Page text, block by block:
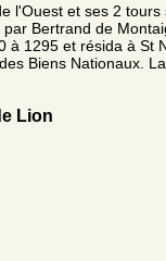
l'Ouest et ses 2 tours
Bertrand de
à 1295 et résida à St
Biens Nationaux.
Lion